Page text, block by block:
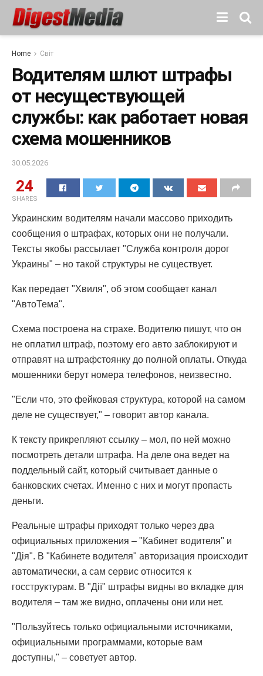
Home Світ
Водителям шлют штрафы
от несуществующей
службы: как работает новая
схема мошенников
30.05.2026
24
SHARES
Украинским водителям начали массово приходить
сообщения о штрафах, которых они не получали.
Тексты якобы рассылает "Служба контроля дорог
Украины" – но такой структуры не существует.
Как передает "Хвиля", об этом сообщает канал
"АвтоТема".
Схема построена на страхе. Водителю пишут, что он
не оплатил штраф, поэтому его авто заблокируют и
отправят на штрафстоянку до полной оплаты. Откуда
мошенники берут номера телефонов, неизвестно.
"Если что, это фейковая структура, которой на самом
деле не существует," – говорит автор канала.
К тексту прикрепляют ссылку – мол, по ней можно
посмотреть детали штрафа. На деле она ведет на
поддельный сайт, который считывает данные о
банковских счетах. Именно с них и могут пропасть
деньги.
Реальные штрафы приходят только через два
официальных приложения – "Кабинет водителя" и
"Дія". В "Кабинете водителя" авторизация происходит
автоматически, а сам сервис относится к
госструктурам. В "Дії" штрафы видны во вкладке для
водителя – там же видно, оплачены они или нет.
"Пользуйтесь только официальными источниками,
официальными программами, которые вам
доступны," – советует автор.